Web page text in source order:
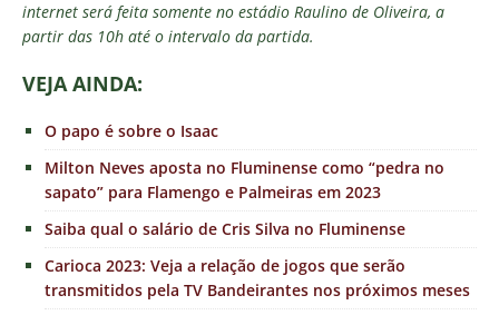
internet será feita somente no estádio Raulino de Oliveira, a
partir das 10h até o intervalo da partida.
VEJA AINDA:
O papo é sobre o Isaac
Milton Neves aposta no Fluminense como “pedra no
sapato” para Flamengo e Palmeiras em 2023
Saiba qual o salário de Cris Silva no Fluminense
Carioca 2023: Veja a relação de jogos que serão
transmitidos pela TV Bandeirantes nos próximos meses